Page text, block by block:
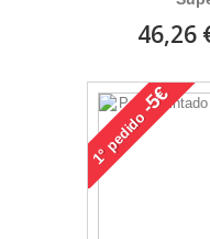
46,26
1°
pedido
-5€